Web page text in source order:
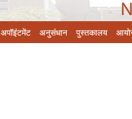
अपॉइंटमेंट अनुसंधान पुस्तकालय